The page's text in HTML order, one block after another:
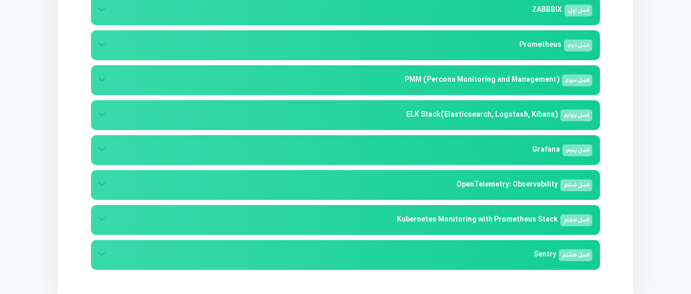
فصل اول ZABBBIX
فصلدوم Prometheus
فصلسوم PMM (Percona Monitoring and Management)
فصلچهارم ELK Stack(Elasticsearch, Logstash, Kibana)
فصلپنجم Grafana
فصلششم OpenTelemetry: Observability
فصلهفتم Kubernetes Monitoring with Prometheus Stack
فصلهشتم Sentry